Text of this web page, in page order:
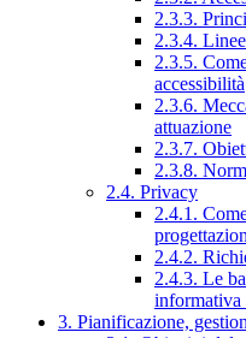
2.3.3.
2.3.4.
2.3.5.
accessibilità
2.3.6.
attuazione
2.3.7.
2.3.8.
2.4. Privacy
2.4.1.
2.4.2.
2.4.3. Le
3. Pianificazione,